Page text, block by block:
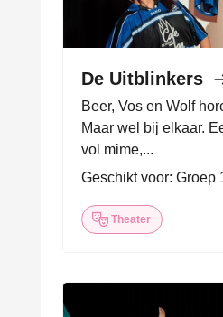
De Uitblinkers
Beer, Vos en Wolf
Maar wel bij elkaar.
vol mime,...
Geschikt voor: Groep
Theater